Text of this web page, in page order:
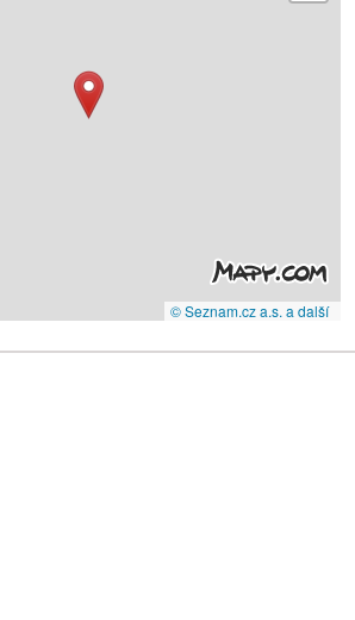
© Seznam.cz a.s. a další